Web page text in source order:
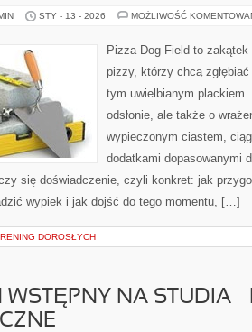
STY - 13 - 2026 MOŻLIWOŚĆ
Pizza Dog Field to zakątek
pizzy, którzy chcą
tym uwielbianym
odsłonie, ale także o
wypieczonym ciastem,
dodatkami dopasowanymi
się doświadczenie, czyli konkret: jak
wypiek i jak dojść do tego momentu, […]
DOROSŁYCH
WSTĘPNY NA STUDIA –